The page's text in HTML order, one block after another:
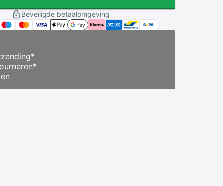
Beveiligde betaalomgeving
*
*